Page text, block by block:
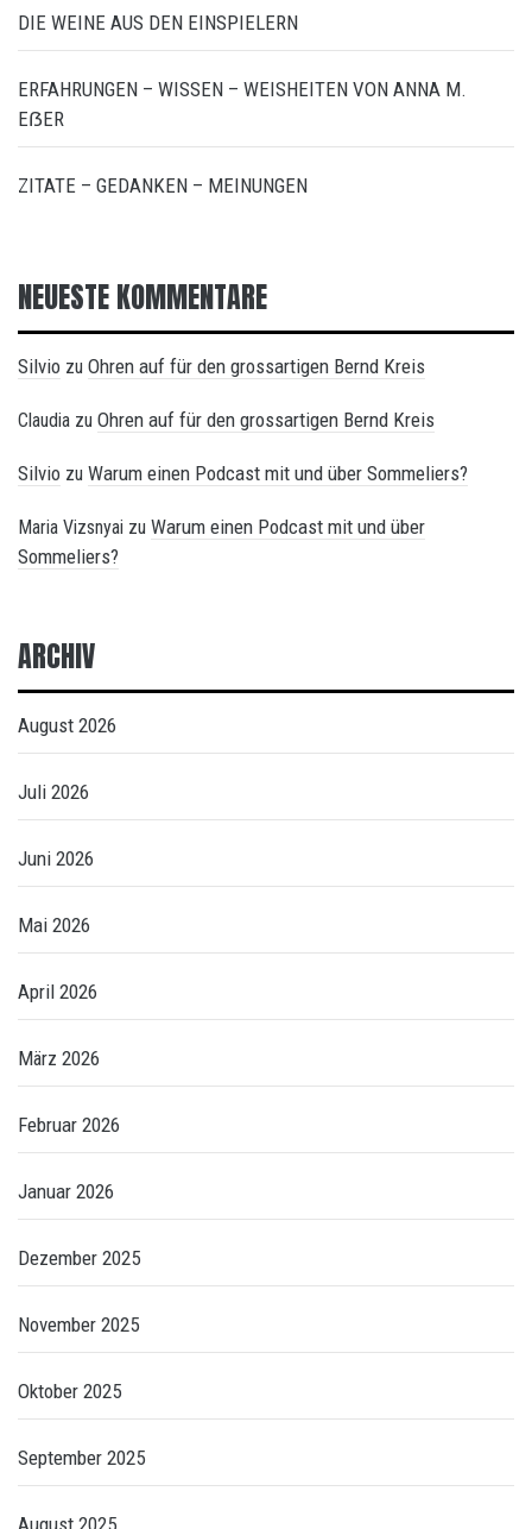
DIE WEINE AUS DEN EINSPIELERN
ERFAHRUNGEN – WISSEN – WEISHEITEN VON ANNA M.
EẞER
ZITATE – GEDANKEN – MEINUNGEN
NEUESTE KOMMENTARE
Silvio zu Ohren auf für den grossartigen Bernd Kreis
Claudia zu Ohren auf für den grossartigen Bernd Kreis
Silvio zu Warum einen Podcast mit und über Sommeliers?
Maria Vizsnyai zu Warum einen Podcast mit und über
Sommeliers?
ARCHIV
August 2026
Juli 2026
Juni 2026
Mai 2026
April 2026
März 2026
Februar 2026
Januar 2026
Dezember 2025
November 2025
Oktober 2025
September 2025
August 2025